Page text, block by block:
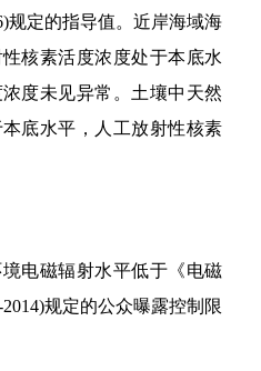
规定的指导值。近岸海域海
核素活度浓度处于本底水
度未见异常。土壤中天然
底水平，人工放射性核素
电磁辐射水平低于《电磁
规定的公众曝露控制限